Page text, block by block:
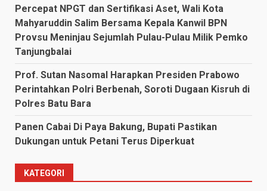
Percepat NPGT dan Sertifikasi Aset, Wali Kota
Mahyaruddin Salim Bersama Kepala Kanwil BPN
Provsu Meninjau Sejumlah Pulau-Pulau Milik Pemko
Tanjungbalai
Prof. Sutan Nasomal Harapkan Presiden Prabowo
Perintahkan Polri Berbenah, Soroti Dugaan Kisruh di
Polres Batu Bara
Panen Cabai Di Paya Bakung, Bupati Pastikan
Dukungan untuk Petani Terus Diperkuat
KATEGORI